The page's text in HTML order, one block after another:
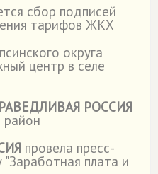
сбор подписей
тарифов ЖКХ
округа
центр в селе
РОССИЯ
район
провела пресс-
плата и